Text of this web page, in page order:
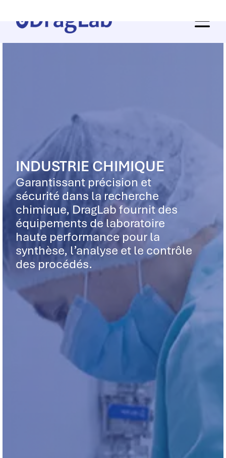
INDUSTRIE CHIMIQUE
Garantissant précision et
sécurité dans la recherche
chimique, DragLab fournit des
équipements de laboratoire
haute performance pour la
synthèse, l’analyse et le contrôle
des procédés.